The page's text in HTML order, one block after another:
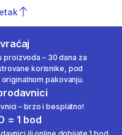
proizvoda – 30 dana za
korisnike, pod
pakovanju.
– brzo i besplatno!
= 1 bod